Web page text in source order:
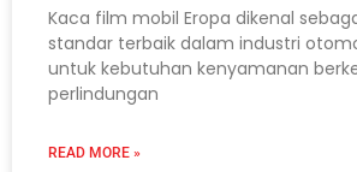
Kaca film mobil Eropa dikenal
standar terbaik dalam industri
untuk kebutuhan kenyamanan
perlindungan
READ MORE »